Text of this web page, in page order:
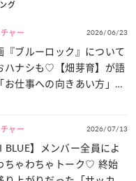
グ
ャー 2026/06/23
『ブルーロック』について
ハナシも♡【畑芽育】が語
お仕事への向きあい方」と
ャー 2026/07/13
BLUE】メンバー全員によ
ちゃわちゃトーク♡ 終始